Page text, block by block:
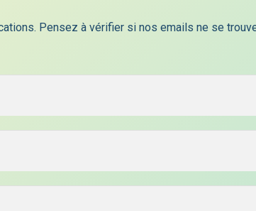
Pensez à vérifier si nos emails ne se